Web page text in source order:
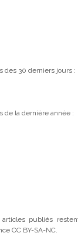
des 30 derniers jours :
de la dernière année :
articles publiés
CC BY-SA-NC.